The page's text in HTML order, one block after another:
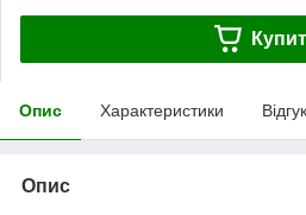
Опис Характеристики
Опис